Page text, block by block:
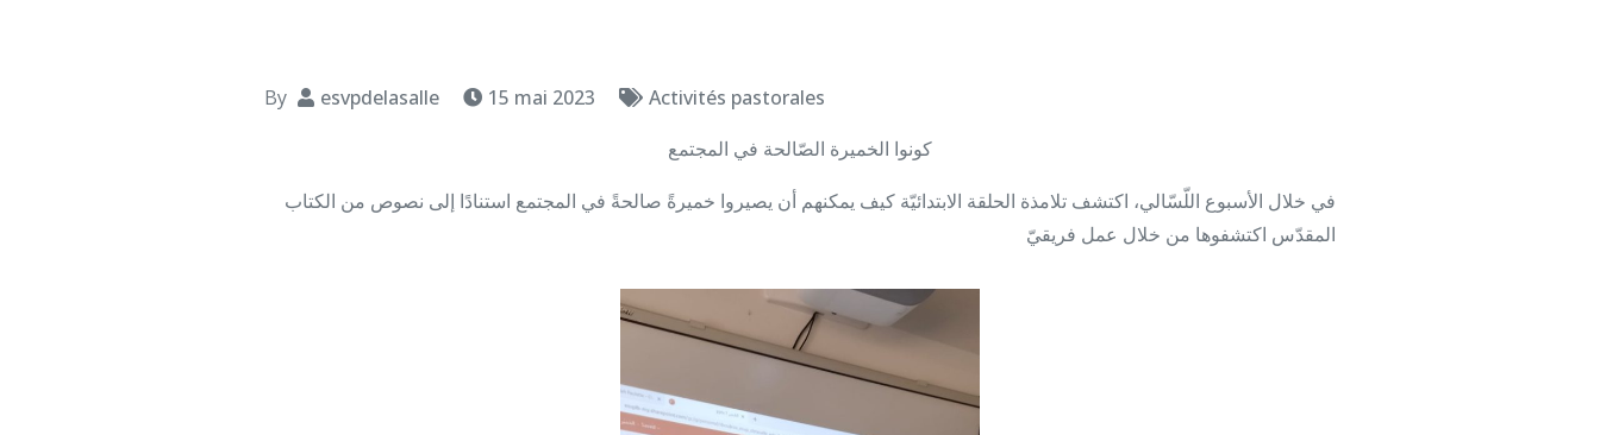
By esvpdelasalle 15 mai 2023
Activités pastorales
كونوا الخميرة الصّالحة في المجتمع
في خلال الأسبوع اللّسّالي، اكتشف تلامذة الحلقة الابتدائيّة كيف يمكنهم أن يصيروا خميرةً صالحةً في المجتمع استنادًا إلى نصوص من الكتاب
المقدّس اكتشفوها من خلال عمل فريقيّ